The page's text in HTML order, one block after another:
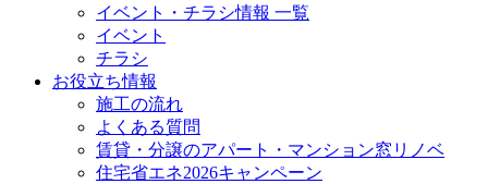
イベント・チラシ情報 一覧
イベント
チラシ
お役立ち情報
施工の流れ
よくある質問
賃貸・分譲のアパート・マンション窓リノベ
住宅省エネ2026キャンペーン